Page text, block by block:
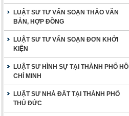
LUẬT SƯ TƯ VẤN SOẠN THẢO VĂN
BẢN, HỢP ĐỒNG
LUẬT SƯ TƯ VẤN SOẠN ĐƠN KHỞI
KIỆN
LUẬT SƯ HÌNH SỰ TẠI THÀNH PHỐ HỒ
CHÍ MINH
LUẬT SƯ NHÀ ĐẤT TẠI THÀNH PHỐ
THỦ ĐỨC